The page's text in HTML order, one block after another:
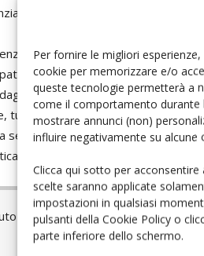
Per fornire le migliori
cookie per memorizzare e/o
queste tecnologie permetterà a
come il comportamento durante
mostrare annunci (non)
influire negativamente su alcune
Clicca qui sotto per
scelte saranno applicate
impostazioni in qualsiasi
pulsanti della Cookie Policy o
parte inferiore dello schermo.
del passaggio dal campo alla
certa e della genuinità delle
Sulle confezioni, infatti, le
agricoltori Bonduelle del
tutti gli elementi distintivi della
che l’insalata sia stata
evoca la semplicità e la cura del
e vuoi rimanere sempre